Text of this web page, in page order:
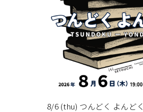
8/6 (thu) つんどく よんどく